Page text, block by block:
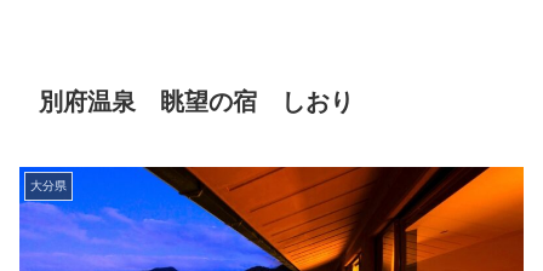
別府温泉 眺望の宿 しおり
大分県